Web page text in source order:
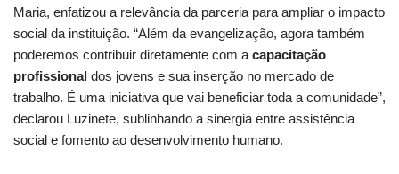
Maria, enfatizou a relevância da parceria para ampliar o impacto
social da instituição. “Além da evangelização, agora também
poderemos contribuir diretamente com a capacitação
profissional dos jovens e sua inserção no mercado de
trabalho. É uma iniciativa que vai beneficiar toda a comunidade”,
declarou Luzinete, sublinhando a sinergia entre assistência
social e fomento ao desenvolvimento humano.